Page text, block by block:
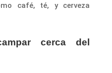
café, té, y cerveza
cerca del